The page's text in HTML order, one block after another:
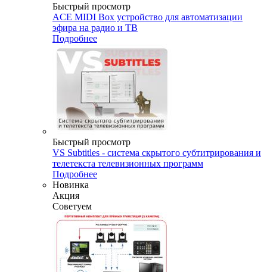
Быстрый просмотр
ACE MIDI Box устройство для автоматизации
эфира на радио и ТВ
Подробнее
Быстрый просмотр
VS Subtitles - система скрытого субтитрирования и
телетекста телевизионных программ
Подробнее
Новинка
Акция
Советуем